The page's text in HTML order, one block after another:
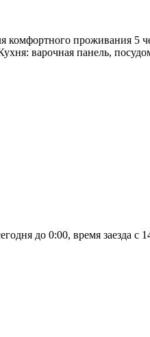
проживания 5
варочная панель,
до 0:00, время заезда с